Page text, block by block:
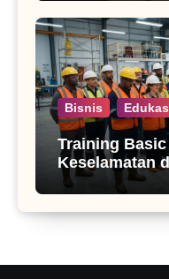
Bisnis
Training
Keselamatan